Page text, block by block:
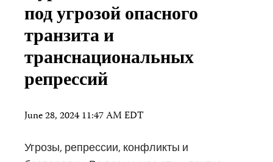
под угрозой опасного
транзита и
транснациональных
репрессий
June 28, 2024 11:47 AM EDT
Угрозы, репрессии, конфликты и